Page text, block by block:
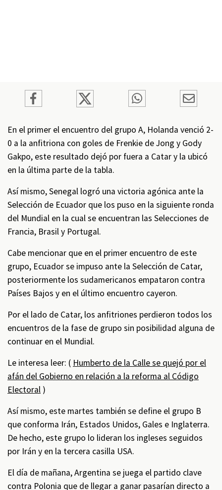
En el primer el encuentro del grupo A, Holanda venció 2-
0 a la anfitriona con goles de Frenkie de Jong y Gody
Gakpo, este resultado dejó por fuera a Catar y la ubicó
en la última parte de la tabla.
Así mismo, Senegal logró una victoria agónica ante la
Selección de Ecuador que los puso en la siguiente ronda
del Mundial en la cual se encuentran las Selecciones de
Francia, Brasil y Portugal.
Cabe mencionar que en el primer encuentro de este
grupo, Ecuador se impuso ante la Selección de Catar,
posteriormente los sudamericanos empataron contra
Países Bajos y en el último encuentro cayeron.
Por el lado de Catar, los anfitriones perdieron todos los
encuentros de la fase de grupo sin posibilidad alguna de
continuar en el Mundial.
Le interesa leer: ( Humberto de la Calle se quejó por el
afán del Gobierno en relación a la reforma al Código
Electoral )
Así mismo, este martes también se define el grupo B
que conforma Irán, Estados Unidos, Gales e Inglaterra.
De hecho, este grupo lo lideran los ingleses seguidos
por Irán y en la tercera casilla USA.
El día de mañana, Argentina se juega el partido clave
contra Polonia que de llegar a ganar pasarían directo a